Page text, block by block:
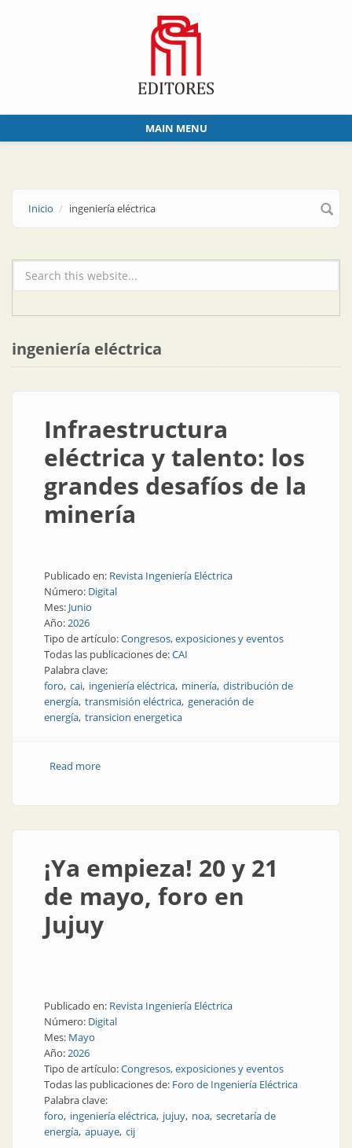
MAIN MENU
Inicio ingeniería eléctrica
Formulario de búsqueda
ingeniería eléctrica
Infraestructura
eléctrica y talento: los
grandes desafíos de la
minería
Publicado en: Revista Ingeniería Eléctrica
Número: Digital
Mes: Junio
Año:2026
Tipo de artículo:Congresos, exposiciones y eventos
Todas las publicaciones de:CAI
Palabra clave:
foro cai ingeniería eléctrica minería distribución de
energía transmisión eléctrica generación de
energía transicion energetica
Read moreabout Infraestructura eléctrica y talento: los grandes
¡Ya empieza! 20 y 21
de mayo, foro en
Jujuy
Publicado en: Revista Ingeniería Eléctrica
Número: Digital
Mes: Mayo
Año:2026
Tipo de artículo:Congresos, exposiciones y eventos
Todas las publicaciones de: Foro de Ingeniería Eléctrica
Palabra clave:
foro ingeniería eléctrica jujuy noa secretaría de
energía apuaye cij